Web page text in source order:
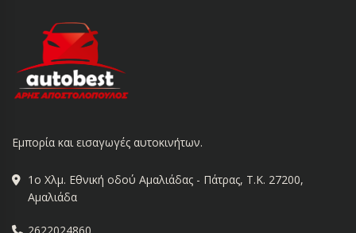
Εμπορία και εισαγωγές αυτοκινήτων.
1ο Χλμ. Εθνική οδού Αμαλιάδας - Πάτρας, Τ.Κ. 27200,
Αμαλιάδα